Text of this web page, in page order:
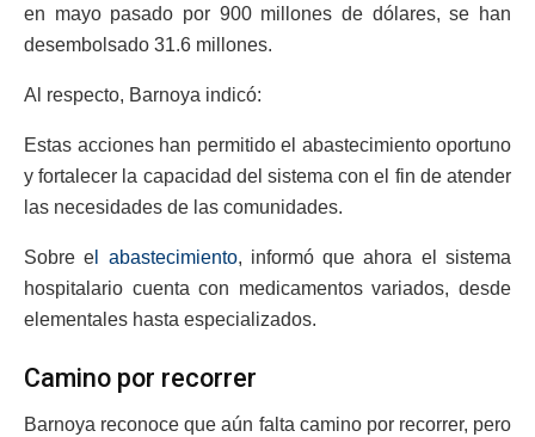
en mayo pasado por 900 millones de dólares, se han
desembolsado 31.6 millones.
Al respecto, Barnoya indicó:
Estas acciones han permitido el abastecimiento oportuno
y fortalecer la capacidad del sistema con el fin de atender
las necesidades de las comunidades.
Sobre e l abastecimiento, informó que ahora el sistema
hospitalario cuenta con medicamentos variados, desde
elementales hasta especializados.
Camino por recorrer
Barnoya reconoce que aún falta camino por recorrer, pero